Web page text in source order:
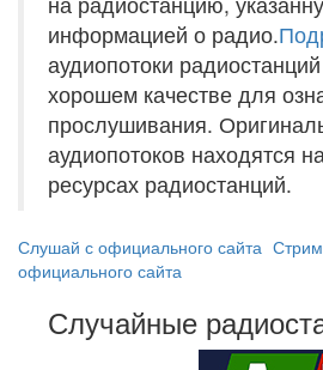
информацией о радио.
аудиопотоки
хорошем качестве для
прослушивания.
аудиопотоков находятся
ресурсах радиостанций.
Слушай с официального сайта
официального сайта
Случайные